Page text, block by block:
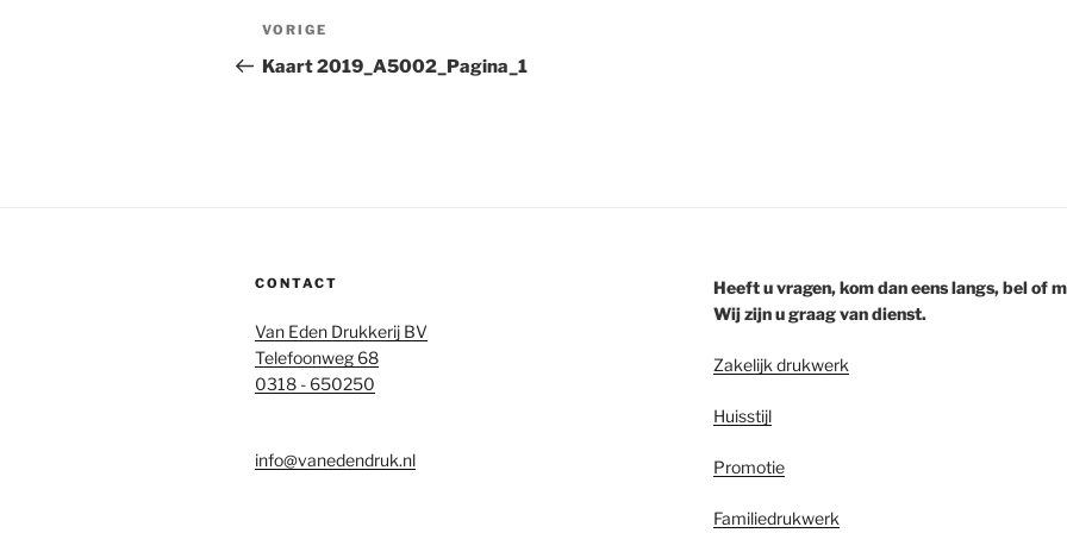
Bericht
navigatie
Vorig
bericht
VORIGE
Kaart 2019_A5002_Pagina_1
CONTACT
Van Eden Drukkerij BV
Telefoonweg 68
0318 - 650250
info@vanedendruk.nl
Heeft u vragen, kom dan eens langs, bel of
Wij zijn u graag van dienst.
Zakelijk drukwerk
Huisstijl
Promotie
Familiedrukwerk